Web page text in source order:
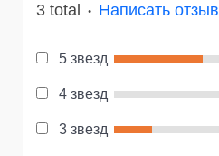
3 total ● Написать отзыв
5 звезд
4 звезд
3 звезд